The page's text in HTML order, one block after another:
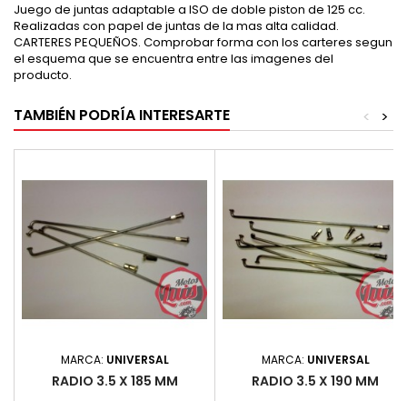
Juego de juntas adaptable a ISO de doble piston de 125 cc.
Realizadas con papel de juntas de la mas alta calidad.
CARTERES PEQUEÑOS. Comprobar forma con los carteres segun
el esquema que se encuentra entre las imagenes del
producto.
TAMBIÉN PODRÍA INTERESARTE >
<
MARCA: UNIVERSAL
RADIO 3.5 X 185 MM
MARCA: UNIVERSAL
RADIO 3.5 X 190 MM